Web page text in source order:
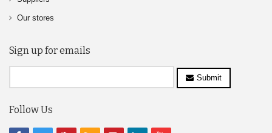
Our stores
Sign up for emails
Submit
Follow Us